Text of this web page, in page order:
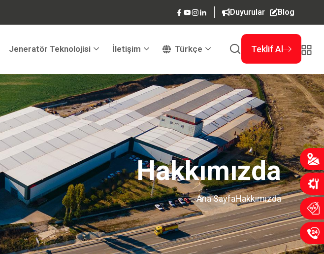
Duyurular Blog
Jeneratör Teknolojisi İletişim Türkçe Teklif Al
Hakkımızda
Ana SayfaHakkımızda